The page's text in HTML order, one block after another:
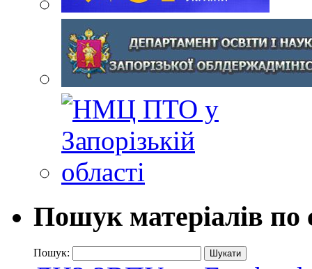
Пошук матеріалів по
Пошук: